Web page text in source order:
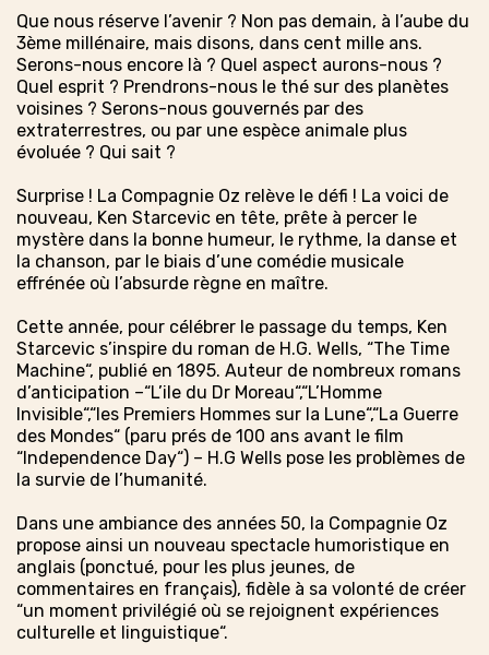
Que nous réserve l’avenir ? Non pas demain, à l’aube du
3ème millénaire, mais disons, dans cent mille ans.
Serons-nous encore là ? Quel aspect aurons-nous ?
Quel esprit ? Prendrons-nous le thé sur des planètes
voisines ? Serons-nous gouvernés par des
extraterrestres, ou par une espèce animale plus
évoluée ? Qui sait ?
Surprise ! La Compagnie Oz relève le défi ! La voici de
nouveau, Ken Starcevic en tête, prête à percer le
mystère dans la bonne humeur, le rythme, la danse et
la chanson, par le biais d’une comédie musicale
effrénée où l’absurde règne en maître.
Cette année, pour célébrer le passage du temps, Ken
Starcevic s’inspire du roman de H.G. Wells, “The Time
Machine“, publié en 1895. Auteur de nombreux romans
d’anticipation –“L’ile du Dr Moreau“,“L’Homme
Invisible“,“les Premiers Hommes sur la Lune“,“La Guerre
des Mondes“ (paru prés de 100 ans avant le film
“Independence Day“) – H.G Wells pose les problèmes de
la survie de l’humanité.
Dans une ambiance des années 50, la Compagnie Oz
propose ainsi un nouveau spectacle humoristique en
anglais (ponctué, pour les plus jeunes, de
commentaires en français), fidèle à sa volonté de créer
“un moment privilégié où se rejoignent expériences
culturelle et linguistique“.